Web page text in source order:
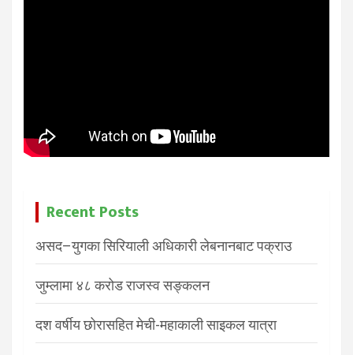
Recent Posts
असद–युगका सिरियाली अधिकारी लेबनानबाट पक्राउ
जुम्लामा ४८ करोड राजस्व सङ्कलन
दश वर्षीय छोरासहित मेची-महाकाली साइकल यात्रा